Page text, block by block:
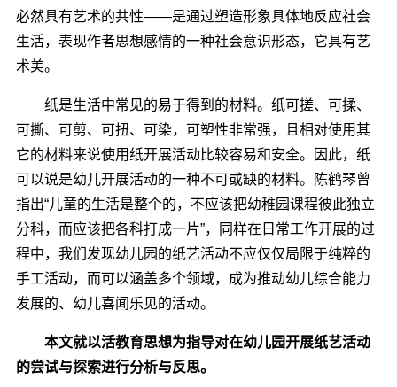
必然具有艺术的共性――是通过塑造形象具体地反应社会
生活，表现作者思想感情的一种社会意识形态，它具有艺
术美。
纸是生活中常见的易于得到的材料。纸可搓、可揉、
可撕、可剪、可扭、可染，可塑性非常强，且相对使用其
它的材料来说使用纸开展活动比较容易和安全。因此，纸
可以说是幼儿开展活动的一种不可或缺的材料。陈鹤琴曾
指出“儿童的生活是整个的，不应该把幼稚园课程彼此独立
分科，而应该把各科打成一片”，同样在日常工作开展的过
程中，我们发现幼儿园的纸艺活动不应仅仅局限于纯粹的
手工活动，而可以涵盖多个领域，成为推动幼儿综合能力
发展的、幼儿喜闻乐见的活动。
本文就以活教育思想为指导对在幼儿园开展纸艺活动
的尝试与探索进行分析与反思。